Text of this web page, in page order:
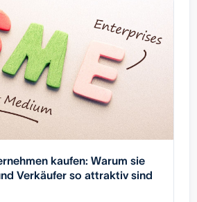
kaufen: Warum sie
Verkäufer so attraktiv sind